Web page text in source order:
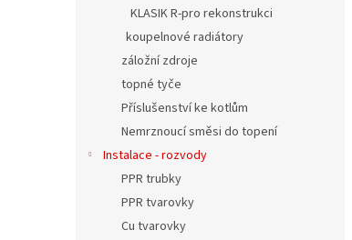
KLASIK R-pro rekonstrukci
koupelnové radiátory
záložní zdroje
topné tyče
Příslušenství ke kotlům
Nemrznoucí směsi do topení
Instalace - rozvody
PPR trubky
PPR tvarovky
Cu tvarovky